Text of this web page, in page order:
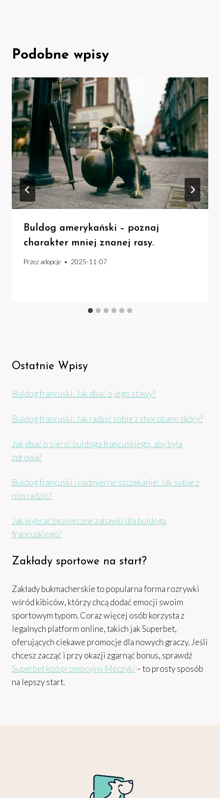
Podobne wpisy
Buldog amerykański – poznaj
charakter mniej znanej rasy.
Przez adopcje 2025-11-07
Ostatnie Wpisy
Buldog francuski: Jak dbać o jego stawy?
Buldog francuski: Jak radzić sobie z chorobami skóry?
Jak dbać o sierść buldoga francuskiego, aby była
zdrowa?
Buldog francuski i nadmierne szczekanie: Jak sobie z
nim radzić?
Jak wybrać bezpieczne zabawki dla buldoga
francuskiego?
Zakłady sportowe na start?
Zakłady bukmacherskie to popularna forma rozrywki
wśród kibiców, którzy chcą dodać emocji swoim
sportowym typom. Coraz więcej osób korzysta z
legalnych platform online, takich jak Superbet,
oferujących ciekawe promocje dla nowych graczy. Jeśli
chcesz zacząć i przy okazji zgarnąć bonus, sprawdź
Superbet kod promocyjny Meczyki – to prosty sposób
na lepszy start.